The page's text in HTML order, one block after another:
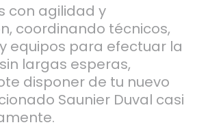
con agilidad y
coordinando técnicos,
equipos para efectuar la
largas esperas,
disponer de tu nuevo
Saunier Duval casi